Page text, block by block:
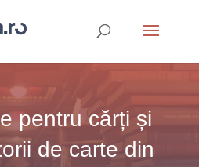
pentru cărți și
de carte din